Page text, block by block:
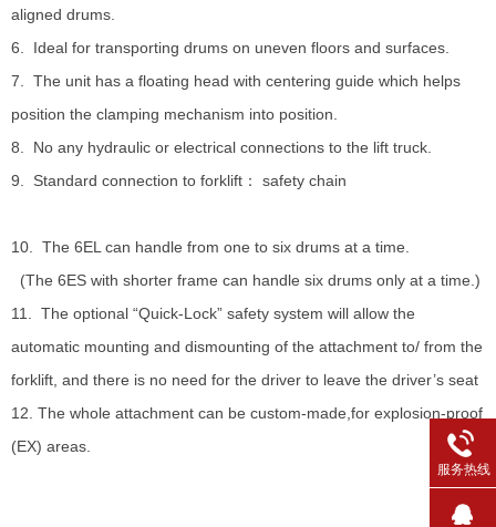
aligned drums.
6. Ideal for transporting drums on uneven floors and surfaces.
7. The unit has a floating head with centering guide which helps
position the clamping mechanism into position.
8. No any hydraulic or electrical connections to the lift truck.
9. Standard connection to forklift： safety chain
10. The 6EL can handle from one to six drums at a time.
(The 6ES with shorter frame can handle six drums only at a time.)
11. The optional “Quick-Lock” safety system will allow the
automatic mounting and dismounting of the attachment to/ from the
forklift, and there is no need for the driver to leave the driver’s seat
12. The whole attachment can be custom-made,for explosion-proof
(EX) areas.
服务热线